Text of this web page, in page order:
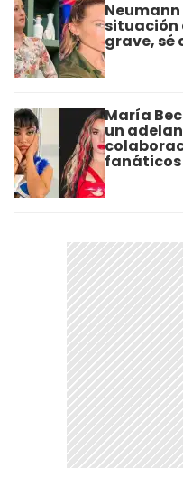
situación
grave, sé
María
un
fanáticos